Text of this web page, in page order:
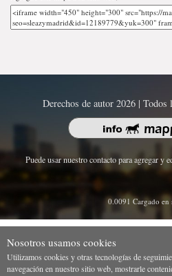
Derechos de autor 2026 | Todos
Puede usar nuestro contacto para agregar y
0.0091 Cargado en
Nosotros usamos cookies
Utilizamos cookies y otras tecnologías de
navegación en nuestro sitio web, mostrarle